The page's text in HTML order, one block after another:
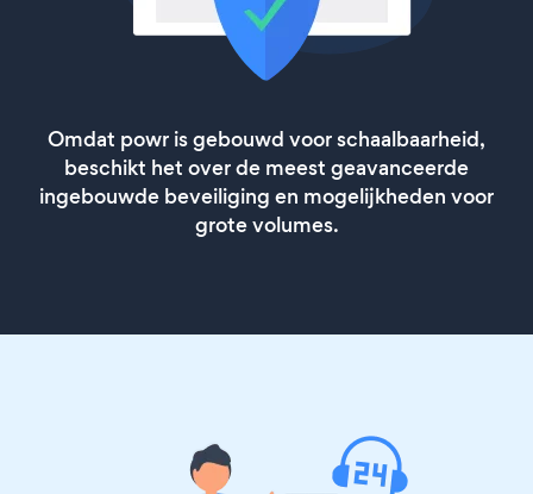
Omdat powr is gebouwd voor schaalbaarheid,
beschikt het over de meest geavanceerde
ingebouwde beveiliging en mogelijkheden voor
grote volumes.